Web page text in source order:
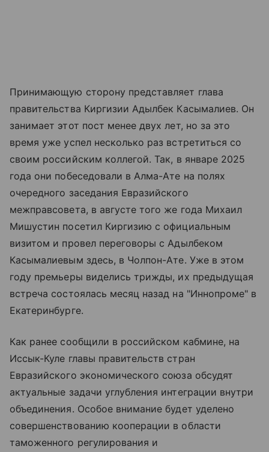
Принимающую сторону представляет глава
правительства Киргизии Адылбек Касымалиев. Он
занимает этот пост менее двух лет, но за это
время уже успел несколько раз встретиться со
своим российским коллегой. Так, в январе 2025
года они побеседовали в Алма-Ате на полях
очередного заседания Евразийского
межправсовета, в августе того же года Михаил
Мишустин посетил Киргизию с официальным
визитом и провел переговоры с Адылбеком
Касымалиевым здесь, в Чолпон-Ате. Уже в этом
году премьеры виделись трижды, их предыдущая
встреча состоялась месяц назад на "Иннопроме" в
Екатеринбурге.
Как ранее сообщили в российском кабмине, на
Иссык-Куле главы правительств стран
Евразийского экономического союза обсудят
актуальные задачи углубления интеграции внутри
объединения. Особое внимание будет уделено
совершенствованию кооперации в области
таможенного регулирования и